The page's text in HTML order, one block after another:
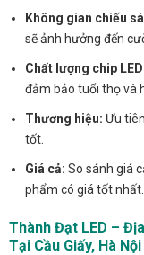
Không gian chiếu
sẽ ảnh hưởng đến
Chất lượng chip
đảm bảo tuổi thọ và
Thương hiệu: Ưu
tốt.
Giá cả: So sánh giá
phẩm có giá tốt nhất.
Thành Đạt LED –
Tại Cầu Giấy, Hà Nội